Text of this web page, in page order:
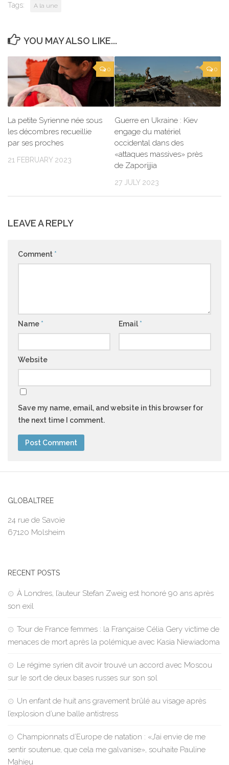
Tags: A la une
YOU MAY ALSO LIKE...
0
La petite Syrienne née sous
les décombres recueillie
par ses proches
21 FEBRUARY 2023
0
Guerre en Ukraine : Kiev
engage du matériel
occidental dans des
«attaques massives» près
de Zaporijjia
27 JULY 2023
LEAVE A REPLY
Comment *
Name * Email *
Website
Save my name, email, and website in this browser for
the next time I comment.
GLOBALTREE
24 rue de Savoie
67120 Molsheim
RECENT POSTS
À Londres, l’auteur Stefan Zweig est honoré 90 ans après
son exil
Tour de France femmes : la Française Célia Gery victime de
menaces de mort après la polémique avec Kasia Niewiadoma
Le régime syrien dit avoir trouvé un accord avec Moscou
sur le sort de deux bases russes sur son sol
Un enfant de huit ans gravement brûlé au visage après
l’explosion d’une balle antistress
Championnats d’Europe de natation : «J’ai envie de me
sentir soutenue, que cela me galvanise», souhaite Pauline
Mahieu